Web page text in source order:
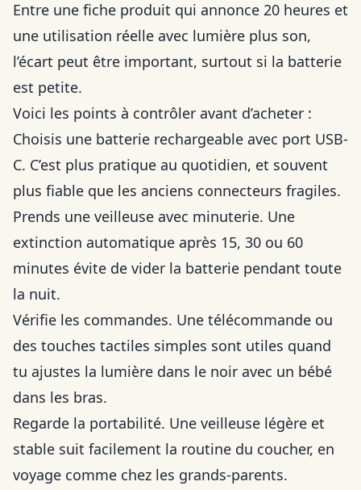
Entre une fiche produit qui annonce 20 heures et
une utilisation réelle avec lumière plus son,
l’écart peut être important, surtout si la batterie
est petite.
Voici les points à contrôler avant d’acheter :
Choisis une batterie rechargeable avec port USB-
C. C’est plus pratique au quotidien, et souvent
plus fiable que les anciens connecteurs fragiles.
Prends une veilleuse avec minuterie. Une
extinction automatique après 15, 30 ou 60
minutes évite de vider la batterie pendant toute
la nuit.
Vérifie les commandes. Une télécommande ou
des touches tactiles simples sont utiles quand
tu ajustes la lumière dans le noir avec un bébé
dans les bras.
Regarde la portabilité. Une veilleuse légère et
stable suit facilement la routine du coucher, en
voyage comme chez les grands-parents.